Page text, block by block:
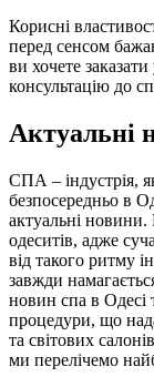
Корисні
перед сенсом
ви хочете
консультацію до
Актуальні
СПА – індустрія,
безпосередньо в
актуальні новини.
одеситів, адже
від такого ритму
завжди
новин спа в Одесі
процедури, що
та світових
ми перелічемо